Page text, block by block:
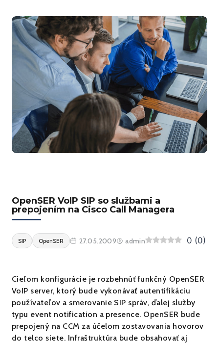
OpenSER VoIP SIP so službami a
prepojením na Cisco Call Managera
SIP OpenSER 27.05.2009 admin 0 (0)
Cieľom konfigurácie je rozbehnúť funkčný OpenSER
VoIP server, ktorý bude vykonávať autentifikáciu
používateľov a smerovanie SIP správ, ďalej služby
typu event notification a presence. OpenSER bude
prepojený na CCM za účelom zostavovania hovorov
do telco siete. Infraštruktúra bude obsahovať aj